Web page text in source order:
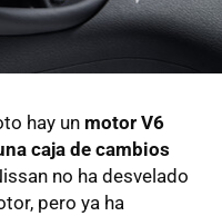
hay un motor V6
caja de cambios
no ha desvelado
pero ya ha